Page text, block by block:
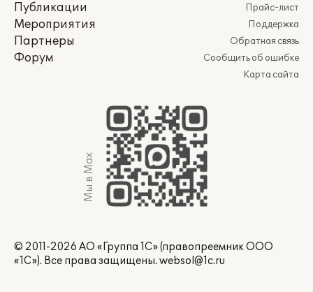
Публикации
Мероприятия
Партнеры
Форум
Прайс-лист
Поддержка
Обратная связь
Сообщить об ошибке
Карта сайта
Мы в Max
© 2011-2026 АО «Группа 1С» (правопреемник ООО
«1С»). Все права защищены. websol@1c.ru